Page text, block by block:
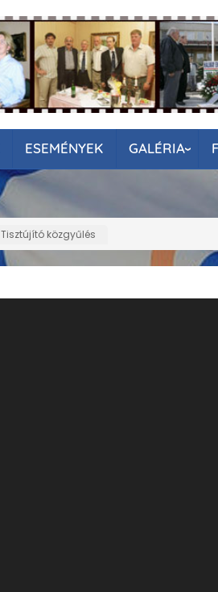
ESEMÉNYEK GALÉRIA
Tisztújító közgyűlés